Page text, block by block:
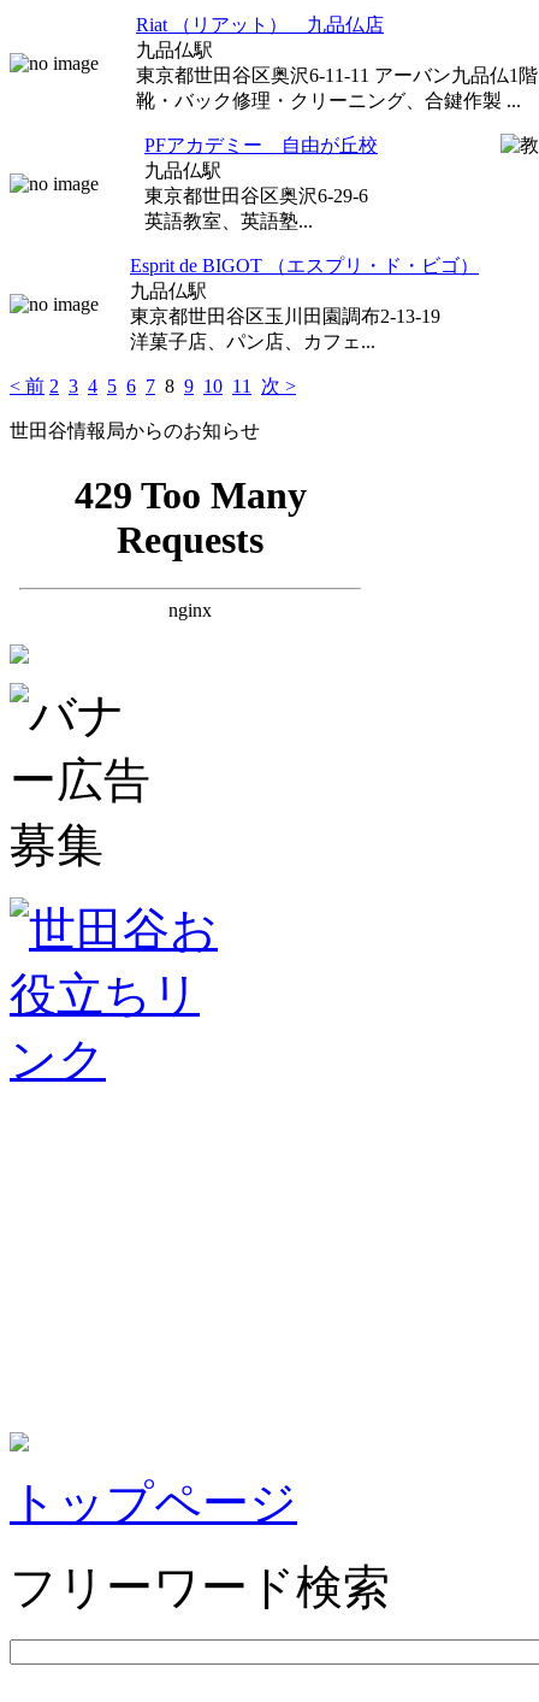
Riat （リアット） 九品仏店
九品仏駅
東京都世田谷区奥沢6-11-11 アーバン九品仏1階
靴・バック修理・クリーニング、合鍵作製 ...
PFアカデミー 自由が丘校
九品仏駅
東京都世田谷区奥沢6-29-6
英語教室、英語塾...
Esprit de BIGOT （エスプリ・ド・ビゴ）
九品仏駅
東京都世田谷区玉川田園調布2-13-19
洋菓子店、パン店、カフェ...
< 前 2 3 4 5 6 7 8 9 10 11 次 >
世田谷情報局からのお知らせ
トップページ
フリーワード検索